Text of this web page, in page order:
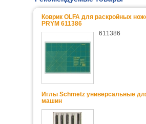
Коврик OLFA для раскройных
PRYM 611386
611386
Иглы Schmetz универсальные
машин